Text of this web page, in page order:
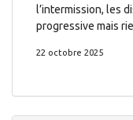
l’intermission, les
progressive mais
22 octobre 2025